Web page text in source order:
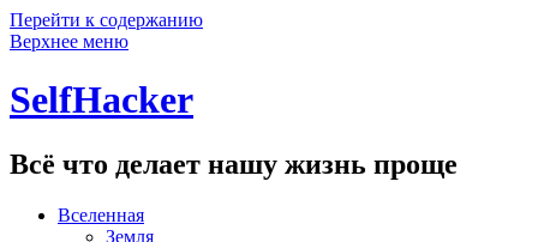
Перейти к содержанию
Верхнее меню
SelfHacker
Всё что делает нашу жизнь проще
Вселенная
Земля